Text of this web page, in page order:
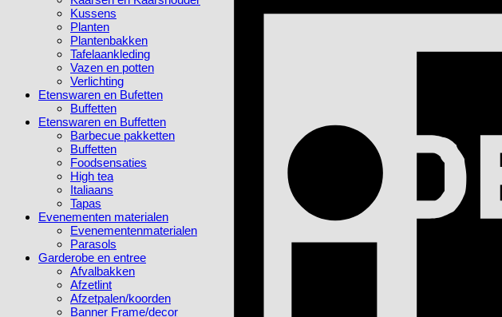
Kussens
Planten
Plantenbakken
Tafelaankleding
Vazen en potten
Verlichting
Etenswaren en Bufetten
Buffetten
Etenswaren en Buffetten
Barbecue pakketten
Buffetten
Foodsensaties
High tea
Italiaans
Tapas
Evenementen materialen
Evenementenmaterialen
Parasols
Garderobe en entree
Afvalbakken
Afzetlint
Afzetpalen/koorden
Banner Frame/decor